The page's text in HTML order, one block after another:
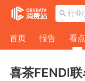
首页 报告 看点
喜茶FENDI